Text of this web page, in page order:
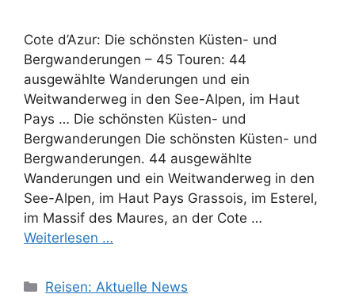
Cote d’Azur: Die schönsten Küsten- und
Bergwanderungen – 45 Touren: 44
ausgewählte Wanderungen und ein
Weitwanderweg in den See-Alpen, im Haut
Pays … Die schönsten Küsten- und
Bergwanderungen Die schönsten Küsten- und
Bergwanderungen. 44 ausgewählte
Wanderungen und ein Weitwanderweg in den
See-Alpen, im Haut Pays Grassois, im Esterel,
im Massif des Maures, an der Cote …
Weiterlesen …
Kategorien
Reisen: Aktuelle News